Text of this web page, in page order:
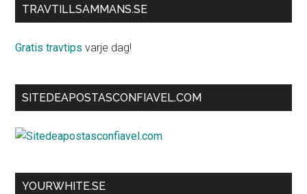
TRAVTILLSAMMANS.SE
Gratis travtips varje dag!
SITEDEAPOSTASCONFIAVEL.COM
YOURWHITE.SE